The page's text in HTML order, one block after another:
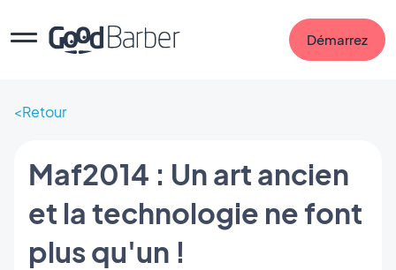
Démarrez
Retour
Maf2014 : Un art ancien
et la technologie ne font
plus qu'un !